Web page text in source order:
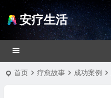
安疗生活
首页 疗愈故事 成功案例